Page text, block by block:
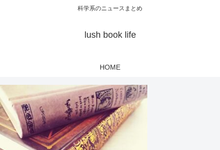
科学系のニュースまとめ
lush book life
HOME